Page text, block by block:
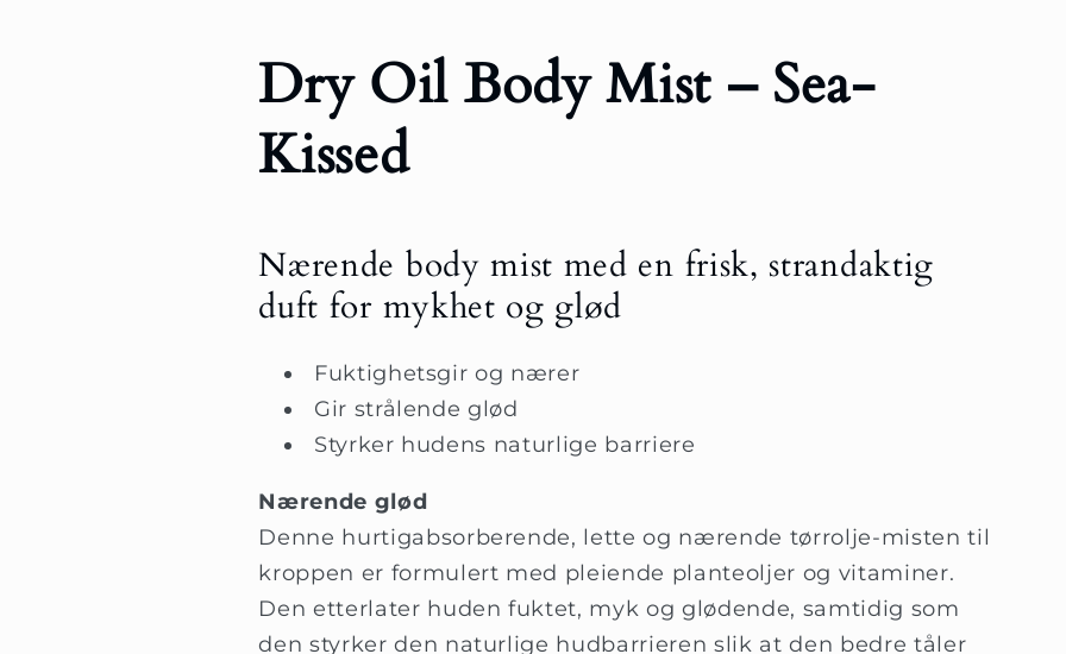
Dry Oil Body Mist – Sea-
Kissed
Nærende body mist med en frisk, strandaktig
duft for mykhet og glød
Fuktighetsgir og nærer
Gir strålende glød
Styrker hudens naturlige barriere
Nærende glød
Denne hurtigabsorberende, lette og nærende tørr­olje-misten til
kroppen er formulert med pleiende planteoljer og vitaminer.
Den etterlater huden fuktet, myk og glødende, samtidig som
den styrker den naturlige hudbarrieren slik at den bedre tåler